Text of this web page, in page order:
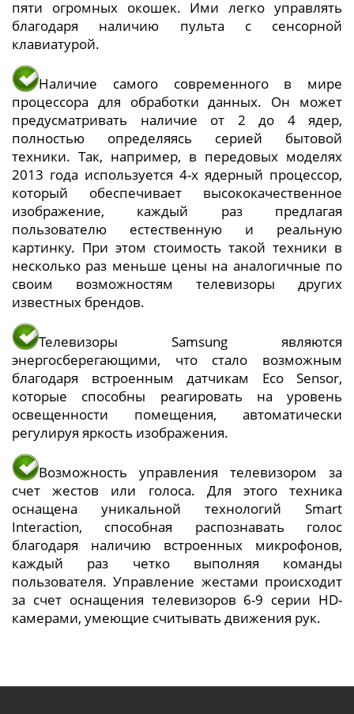
пяти огромных окошек. Ими легко управлять
благодаря наличию пульта с сенсорной
клавиатурой.
Наличие самого современного в мире
процессора для обработки данных. Он может
предусматривать наличие от 2 до 4 ядер,
полностью определяясь серией бытовой
техники. Так, например, в передовых моделях
2013 года используется 4-х ядерный процессор,
который обеспечивает высококачественное
изображение, каждый раз предлагая
пользователю естественную и реальную
картинку. При этом стоимость такой техники в
несколько раз меньше цены на аналогичные по
своим возможностям телевизоры других
известных брендов.
Телевизоры Samsung являются
энергосберегающими, что стало возможным
благодаря встроенным датчикам Eco Sensor,
которые способны реагировать на уровень
освещенности помещения, автоматически
регулируя яркость изображения.
Возможность управления телевизором за
счет жестов или голоса. Для этого техника
оснащена уникальной технологий Smart
Interaction, способная распознавать голос
благодаря наличию встроенных микрофонов,
каждый раз четко выполняя команды
пользователя. Управление жестами происходит
за счет оснащения телевизоров 6-9 серии HD-
камерами, умеющие считывать движения рук.